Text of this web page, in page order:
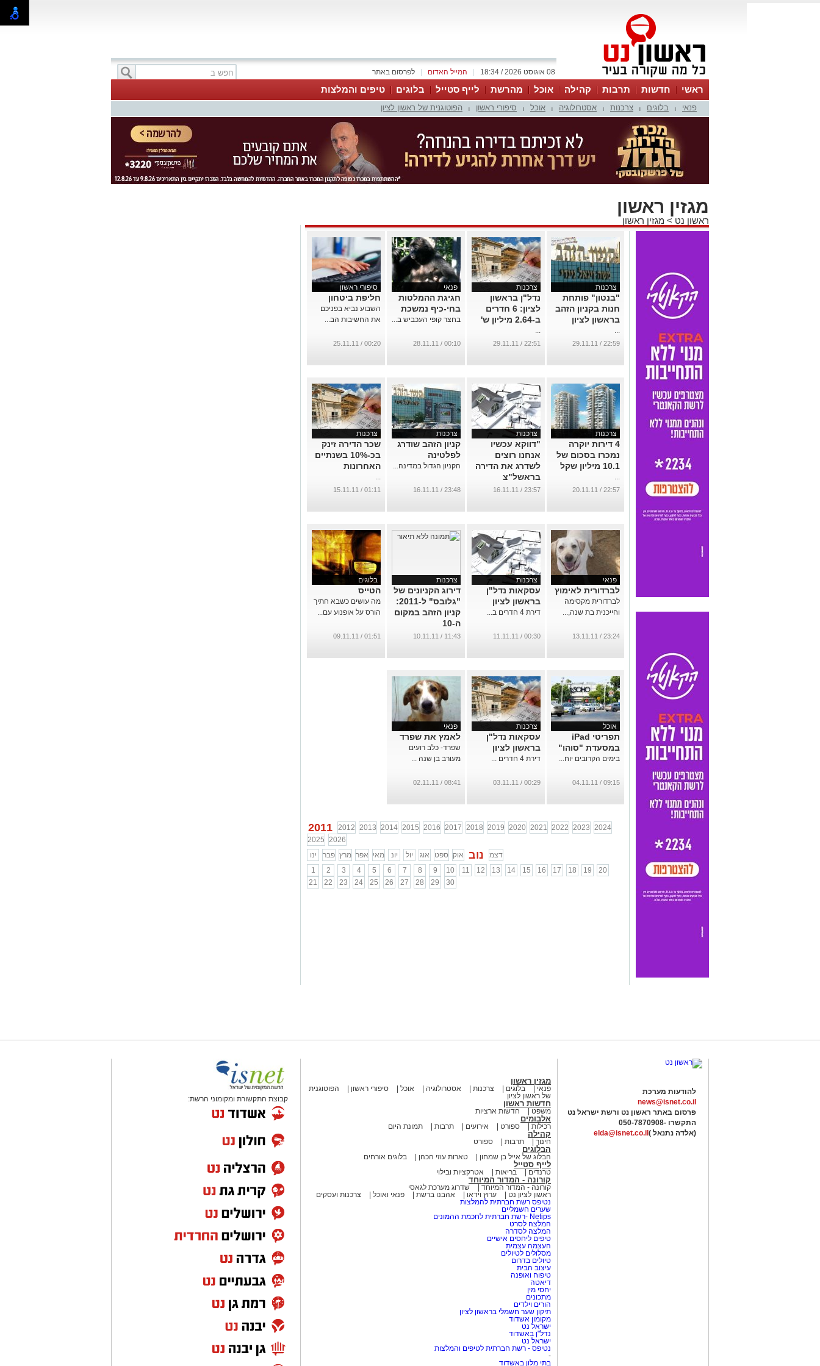
לפרסום באתר המייל האדום 08 אוגוסט 2026 / 18:34
ראשי חדשות תרבות קהילה אוכל מהרשת לייף סטייל בלוגים טיפים והמלצות
פנאי בלוגים צרכנות אסטרולוגיה אוכל סיפורי ראשון הפוטוגנית של ראשון לציון
מגזין ראשון
ראשון נט > מגזין ראשון
צרכנות
"בנטון" פותחת
חנות בקניון הזהב
בראשון לציון
...
22:59 / 29.11.11
צרכנות
נדל"ן בראשון
לציון: 6 חדרים
ב-2.64 מיליון ש'
...
22:51 / 29.11.11
פנאי
חגיגת ההמלטות
בחי-כיף נמשכת
בחצר קופי העכביש ב...
00:10 / 28.11.11
סיפורי ראשון
חליפת ביטחון
השבוע נביא בפניכם
את החשיבות הב...
00:20 / 25.11.11
צרכנות
4 דירות יוקרה
נמכרו בסכום של
10.1 מיליון שקל
...
22:57 / 20.11.11
צרכנות
"דווקא עכשיו
אנחנו רוצים
לשדרג את הדירה
בראשל"צ
...
23:57 / 16.11.11
צרכנות
קניון הזהב שודרג
לפלטינה
הקניון הגדול במדינה...
23:48 / 16.11.11
צרכנות
שכר הדירה זינק
בכ-10% בשנתיים
האחרונות
...
01:11 / 15.11.11
פנאי
לברדורית לאימוץ
לברדורית מקסימה
וחייכנית בת שנה,...
23:24 / 13.11.11
צרכנות
עסקאות נדל"ן
בראשון לציון
דירת 4 חדרים ב...
00:30 / 11.11.11
צרכנות
דירוג הקניונים של
"גלובס" ל-2011:
קניון הזהב במקום
ה-10
...
11:43 / 10.11.11
בלוגים
הטייס
מה עושים כשבא חתיך
הורס על אופנוע עם...
01:51 / 09.11.11
אוכל
תפריטי iPad
במסעדת "סוהו"
בימים הקרובים יוח...
09:15 / 04.11.11
צרכנות
עסקאות נדל"ן
בראשון לציון
דירת 4 חדרים ...
00:29 / 03.11.11
פנאי
לאמץ את שפרד
שפרד- כלב רועים
מעורב בן שנה ...
08:41 / 02.11.11
2011 2012 2013 2014 2015 2016 2017 2018 2019 2020 2021 2022 2023 2024
2025 2026
ינו
פבר מרץ אפר מאי יונ יול אוג ספט אוק נוב
דצמ
1
2 3 4 5 6 7 8 9 10 11 12 13 14 15 16 17 18 19
20
21
22 23 24 25 26 27 28 29 30
להודעות מערכת
news@isnet.co.il
פרסום באתר ראשון נט ורשת ישראל נט
התקשרו -050-7870908
(אלדה נתנאל ) elda@isnet.co.il
מגזין ראשון
פנאי בלוגים צרכנות אסטרולוגיה אוכל סיפורי ראשון
הפוטוגנית
של ראשון לציון
חדשות ראשון
משפט חדשות ארציות
אלבומים
רכילות ספורט אירועים תרבות תמונת היום
קהילה
חינוך תרבות ספורט
הבלוגים
הבלוג של אייל בן שמחון טארות עוזי הכהן בלוגים אורחים
לייף סטייל
טרנדים בריאות אטרקציות ובילוי
קורונה - המדור המיוחד
קורונה - המדור המיוחד
שדרוג מערכת לגאסי
ראשון לציון נט
ערוץ וידאו אהבנו ברשת פנאי ואוכל
צרכנות ועסקים
נטיפס רשת חברתית להמלצות
שערים חשמליים
Netips -רשת חברתית לחכמת ההמונים
המלצה לסרט
המלצה לסדרה
טיפים ליחסים אישיים
העצמה עצמית
מסלולים לטיולים
טיולים בדרום
עיצוב הבית
טיפוח ואופנה
דיאטה
יחסי מין
מתכונים
הורים וילדים
תיקון שער חשמלי בראשון לציון
מקומון אשדוד
ישראל נט
נדל"ן באשדוד
ישראל נט
נטיפס - רשת חברתית לטיפים והמלצות
-
בתי מלון באשדוד
קבוצת התקשורת ומקומוני הרשת: